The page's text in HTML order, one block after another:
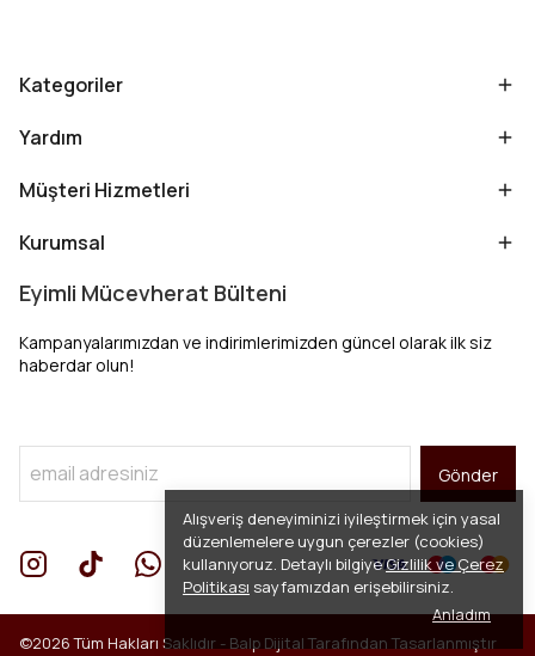
Alışveriş deneyiminizi iyileştirmek için yasal
düzenlemelere uygun çerezler (cookies)
kullanıyoruz. Detaylı bilgiyeGizlilik ve Çerez
Politikası sayfamızdan erişebilirsiniz.
Anladım
Kategoriler
Yardım
Müşteri Hizmetleri
Kurumsal
Eyimli Mücevherat Bülteni
Kampanyalarımızdan ve indirimlerimizden güncel olarak ilk siz
haberdar olun!
Gönder
©2026 Tüm Hakları Saklıdır - Balp Dijital Tarafından Tasarlanmıştır